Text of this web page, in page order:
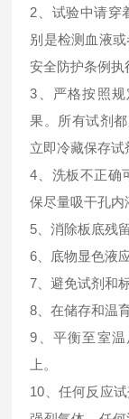
2、试验中请穿
别是检测血液
安全防护条例执
3、严格按照
果。所有试剂
立即冷藏保存试
4、洗板不正确
保尽量吸干孔内
5、消除板底残
6、底物显色液
7、避免试剂和
8、在储存和温
9、平衡至室
上。
10、任何反应